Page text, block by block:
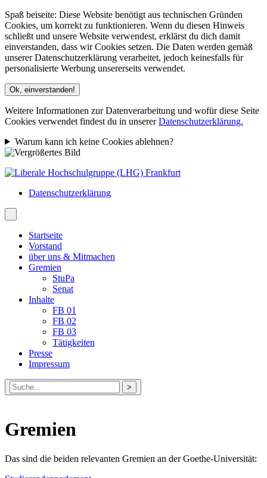
Spaß beiseite: Diese Website benötigt aus technischen Gründen
Cookies, um korrekt zu funktionieren. Wenn du diesen Hinweis
schließt und unsere Website verwendest, erklärst du dich damit
einverstanden, dass wir Cookies setzen. Die Daten werden gemäß
unserer Datenschutzerklärung verarbeitet, jedoch keinesfalls für
personalisierte Werbung unsererseits verwendet.
Ok, einverstanden!
Weitere Informationen zur Datenverarbeitung und wofür diese Seite
Cookies verwendet findest du in unsererDatenschutzerklärung.
Warum kann ich keine Cookies ablehnen?
Datenschutzerklärung
Startseite
Vorstand
über uns & Mitmachen
Gremien
StuPa
Senat
Inhalte
FB 01
FB 02
FB 03
Tätigkeiten
Presse
Impressum
Suche
nach:
Gremien
Das sind die beiden relevanten Gremien an der Goethe-Universität: